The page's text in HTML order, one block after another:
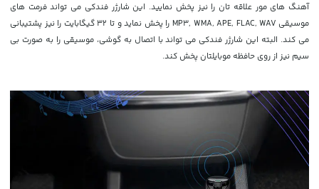
آهنگ های مور علاقه تان را نیز پخش نمایید. این شارژر فندکی می تواند فرمت های
موسیقی
MP3, WMA, APE, FLAC, WAV را پخش نماید و تا 32 گیگابایت را نیز پشتیبانی
می کند. البته این شارژر فندکی می تواند با اتصال به گوشی، موسیقی را به صورت بی
سیم نیز از روی حافظه موبایلتان پخش کند.